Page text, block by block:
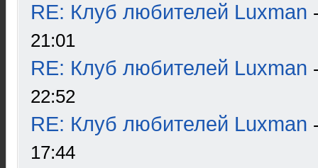
RE: Клуб любителей Luxman
21:01
RE: Клуб любителей Luxman
22:52
RE: Клуб любителей Luxman
17:44